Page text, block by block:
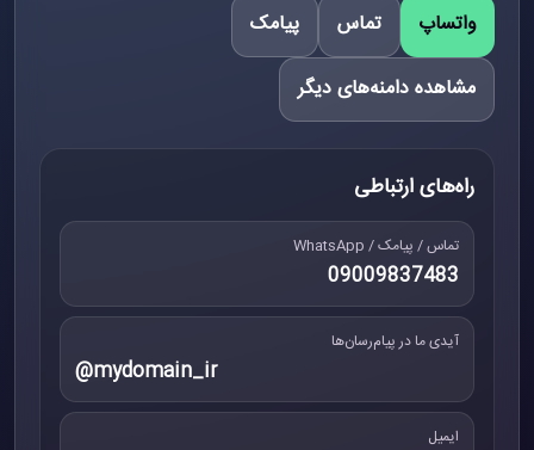
واتساپ تماس
پیامک
مشاهده دامنه‌های دیگر
راه‌های ارتباطی
تماس / پیامک / WhatsApp
09009837483
آیدی ما در پیام‌رسان‌ها
@mydomain_ir
ایمیل